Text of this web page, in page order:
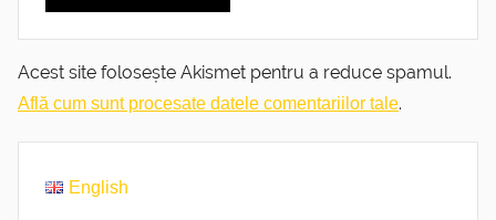
Acest site folosește Akismet pentru a reduce spamul.
Află cum sunt procesate datele comentariilor tale.
English